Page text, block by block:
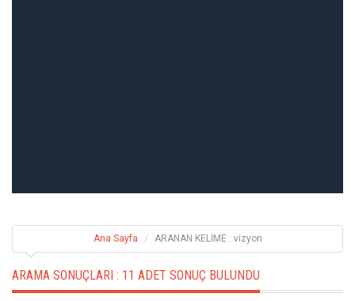
Ana Sayfa ARANAN KELİME : vizyon
ARAMA SONUÇLARI : 11 ADET SONUÇ BULUNDU